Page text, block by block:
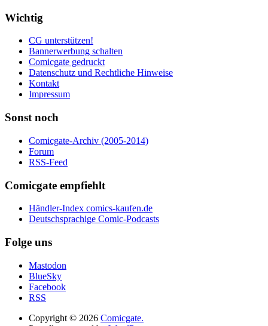
Wichtig
CG unterstützen!
Bannerwerbung schalten
Comicgate gedruckt
Datenschutz und Rechtliche Hinweise
Kontakt
Impressum
Sonst noch
Comicgate-Archiv (2005-2014)
Forum
RSS-Feed
Comicgate empfiehlt
Händler-Index comics-kaufen.de
Deutschsprachige Comic-Podcasts
Folge uns
Mastodon
BlueSky
Facebook
RSS
Copyright © 2026 Comicgate.